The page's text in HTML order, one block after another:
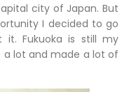
city of Japan. But
I decided to go
Fukuoka is still my
a lot and made a lot of